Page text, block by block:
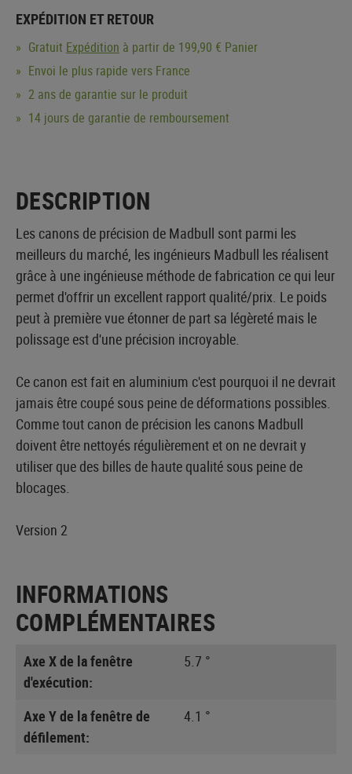
EXPÉDITION ET RETOUR
Gratuit Expédition à partir de 199,90 € Panier
Envoi le plus rapide vers France
2 ans de garantie sur le produit
14 jours de garantie de remboursement
DESCRIPTION
Les canons de précision de Madbull sont parmi les
meilleurs du marché, les ingénieurs Madbull les réalisent
grâce à une ingénieuse méthode de fabrication ce qui leur
permet d'offrir un excellent rapport qualité/prix. Le poids
peut à première vue étonner de part sa légèreté mais le
polissage est d'une précision incroyable.
Ce canon est fait en aluminium c'est pourquoi il ne devrait
jamais être coupé sous peine de déformations possibles.
Comme tout canon de précision les canons Madbull
doivent être nettoyés régulièrement et on ne devrait y
utiliser que des billes de haute qualité sous peine de
blocages.
Version 2
INFORMATIONS
COMPLÉMENTAIRES
Axe X de la fenêtre
d'exécution:
5.7 °
Axe Y de la fenêtre de
défilement:
4.1 °